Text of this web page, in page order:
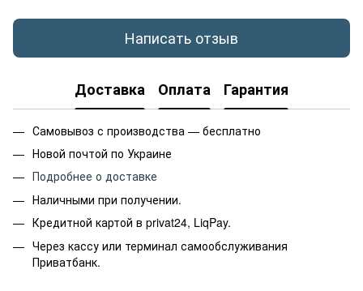
Написать отзыв
Доставка Оплата Гарантия
Самовывоз с производства — бесплатно
Новой почтой по Украине
Подробнее о доставке
Наличными при получении.
Кредитной картой в privat24, LiqPay.
Через кассу или терминал самообслуживания
Приватбанк.